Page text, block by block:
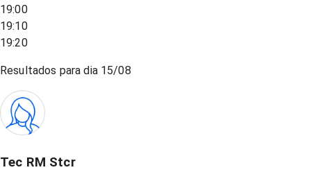
19:00
19:10
19:20
Resultados para dia 15/08
Tec RM Stcr